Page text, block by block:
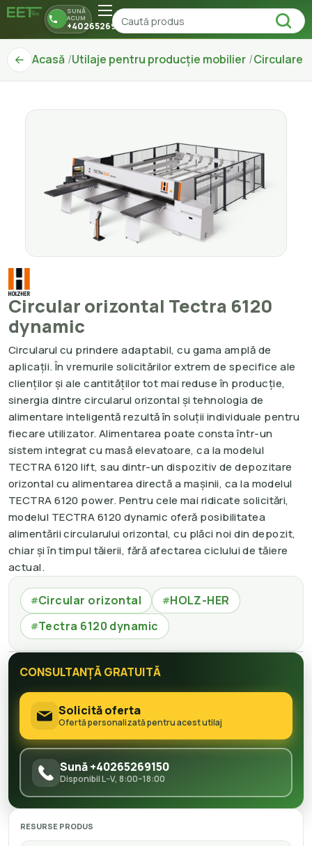
SUNĂ
ACUM
+40265269150
Acasă Utilaje pentru producție mobilier Circulare
Circular orizontal Tectra 6120
dynamic
Circularul cu prindere adaptabil, cu gama amplă de
aplicații. În vremurile solicitărilor extrem de specifice ale
clienților și ale cantităților tot mai reduse în producție,
sinergia dintre circularul orizontal și tehnologia de
alimentare inteligentă rezultă în soluții individuale pentru
fiecare utilizator. Alimentarea poate consta într-un
sistem integrat cu masă elevatoare, ca la modelul
TECTRA 6120 lift, sau dintr-un dispozitiv de depozitare
orizontal cu alimentarea directă a mașinii, ca la modelul
TECTRA 6120 power. Pentru cele mai ridicate solicitări,
modelul TECTRA 6120 dynamic oferă posibilitatea
alimentării circularului orizontal, cu plăci noi din depozit,
chiar și în timpul tăierii, fără afectarea ciclului de tăiere
actual.
#Circular orizontal #HOLZ-HER
#Tectra 6120 dynamic
CONSULTANȚĂ GRATUITĂ
Solicită oferta
Ofertă personalizată pentru acest utilaj
Sună +40265269150
Disponibil L–V, 8:00–18:00
RESURSE PRODUS